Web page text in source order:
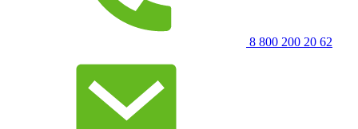
8 800 200 20 62